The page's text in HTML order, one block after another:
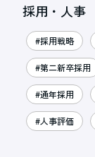
採用・人事
#採用戦略
#第二新卒採用
#通年採用
#人事評価